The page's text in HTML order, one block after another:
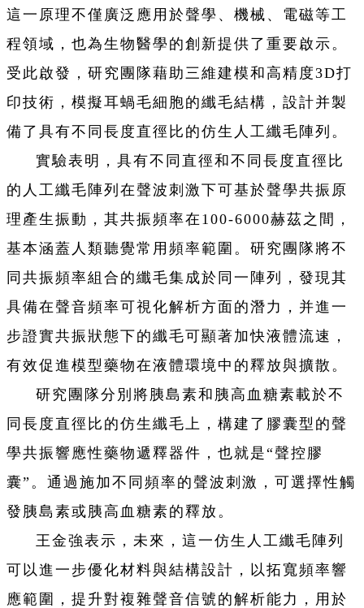
這一原理不僅廣泛應用於聲學、機械、電磁等工
程領域，也為生物醫學的創新提供了重要啟示。
受此啟發，研究團隊藉助三維建模和高精度3D打
印技術，模擬耳蝸毛細胞的纖毛結構，設計并製
備了具有不同長度直徑比的仿生人工纖毛陣列。
實驗表明，具有不同直徑和不同長度直徑比
的人工纖毛陣列在聲波刺激下可基於聲學共振原
理產生振動，其共振頻率在100-6000赫茲之間，
基本涵蓋人類聽覺常用頻率範圍。研究團隊將不
同共振頻率組合的纖毛集成於同一陣列，發現其
具備在聲音頻率可視化解析方面的潛力，并進一
步證實共振狀態下的纖毛可顯著加快液體流速，
有效促進模型藥物在液體環境中的釋放與擴散。
研究團隊分別將胰島素和胰高血糖素載於不
同長度直徑比的仿生纖毛上，構建了膠囊型的聲
學共振響應性藥物遞釋器件，也就是“聲控膠
囊”。通過施加不同頻率的聲波刺激，可選擇性觸
發胰島素或胰高血糖素的釋放。
王金強表示，未來，這一仿生人工纖毛陣列
可以進一步優化材料與結構設計，以拓寬頻率響
應範圍，提升對複雜聲音信號的解析能力，用於